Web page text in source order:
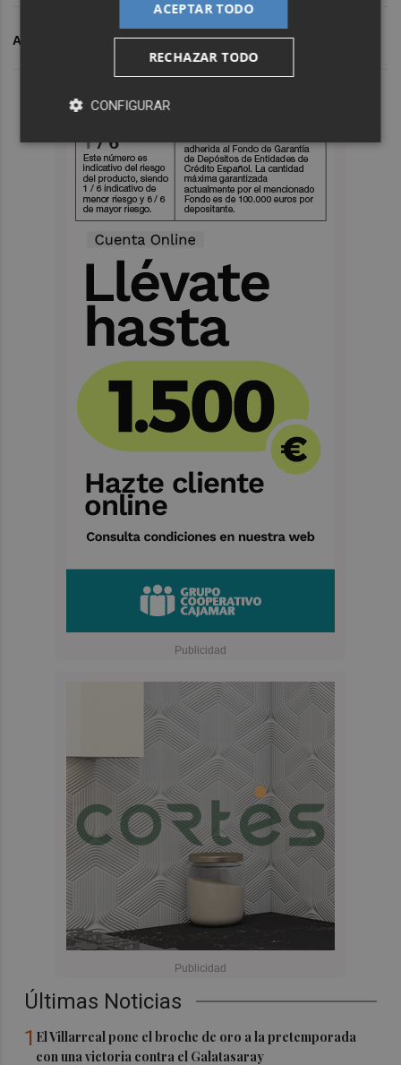
Últimas Noticias
1 El Villarreal pone el broche de oro a la pretemporada
con una victoria contra el Galatasaray
ARCHIVADO EN ITC CERÁMICA
ACEPTAR TODO
RECHAZAR TODO
CONFIGURAR